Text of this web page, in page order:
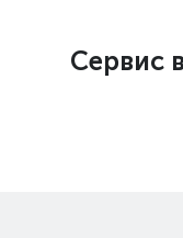
Сервис